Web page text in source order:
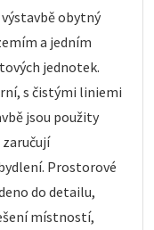
obytný
a jedním
jednotek.
s čistými liniemi
jsou použity
Prostorové
do detailu,
místností,